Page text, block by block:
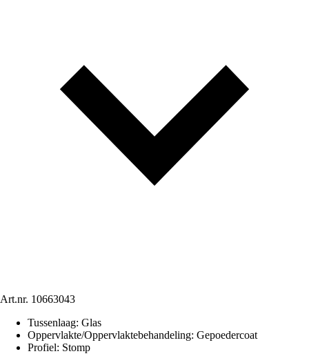
Art.nr. 10663043
Tussenlaag: Glas
Oppervlakte/Oppervlaktebehandeling: Gepoedercoat
Profiel: Stomp